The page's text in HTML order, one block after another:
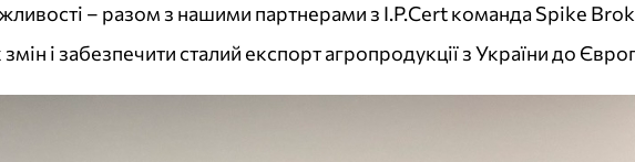
– разом з нашими партнерами з I.P.Cert команда Spike
і забезпечити сталий експорт агропродукції з України до